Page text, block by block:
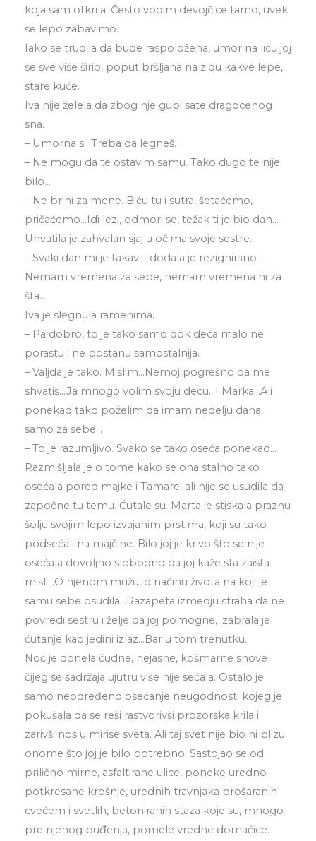
koja sam otkrila. Često vodim devojčice tamo, uvek
se lepo zabavimo.
Iako se trudila da bude raspoložena, umor na licu joj
se sve više širio, poput bršljana na zidu kakve lepe,
stare kuće.
Iva nije želela da zbog nje gubi sate dragocenog
sna.
– Umorna si. Treba da legneš.
– Ne mogu da te ostavim samu. Tako dugo te nije
bilo…
– Ne brini za mene. Biću tu i sutra, šetaćemo,
pričaćemo…Idi lezi, odmori se, težak ti je bio dan…
Uhvatila je zahvalan sjaj u očima svoje sestre.
– Svaki dan mi je takav – dodala je rezignirano –
Nemam vremena za sebe, nemam vremena ni za
šta…
Iva je slegnula ramenima.
– Pa dobro, to je tako samo dok deca malo ne
porastu i ne postanu samostalnija.
– Valjda je tako. Mislim…Nemoj pogrešno da me
shvatiš…Ja mnogo volim svoju decu…I Marka…Ali
ponekad tako poželim da imam nedelju dana
samo za sebe…
– To je razumljivo. Svako se tako oseća ponekad…
Razmišljala je o tome kako se ona stalno tako
osećala pored majke i Tamare, ali nije se usudila da
započne tu temu. Ćutale su. Marta je stiskala praznu
šolju svojim lepo izvajanim prstima, koji su tako
podsećali na majčine. Bilo joj je krivo što se nije
osećala dovoljno slobodno da joj kaže sta zaista
misli…O njenom mužu, o načinu života na koji je
samu sebe osudila…Razapeta izmedju straha da ne
povredi sestru i želje da joj pomogne, izabrala je
ćutanje kao jedini izlaz…Bar u tom trenutku.
Noć je donela čudne, nejasne, košmarne snove
čijeg se sadržaja ujutru više nije sećala. Ostalo je
samo neodređeno osećanje neugodnosti kojeg je
pokušala da se reši rastvorivši prozorska krila i
zarivši nos u mirise sveta. Ali taj svet nije bio ni blizu
onome što joj je bilo potrebno. Sastojao se od
prilično mirne, asfaltirane ulice, poneke uredno
potkresane krošnje, urednih travnjaka prošaranih
cvećem i svetlih, betoniranih staza koje su, mnogo
pre njenog buđenja, pomele vredne domaćice.